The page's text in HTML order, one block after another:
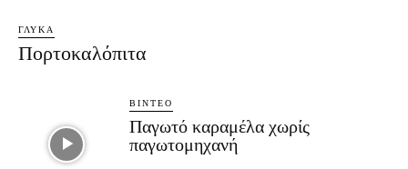
ΓΛΥΚΆ
Πορτοκαλόπιτα
ΒΊΝΤΕΟ
Παγωτό καραμέλα χωρίς
παγωτομηχανή